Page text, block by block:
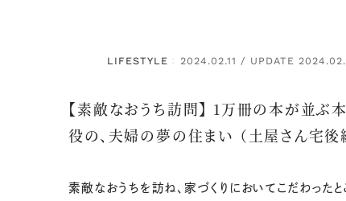
LIFESTYLE ： 2024.02.11 / UPDATE
【素敵なおうち訪問】 1万冊の本が並ぶ
役の、夫婦の夢の住まい （土屋さん宅後
素敵なおうちを訪ね、家づくりにおいてこだわった